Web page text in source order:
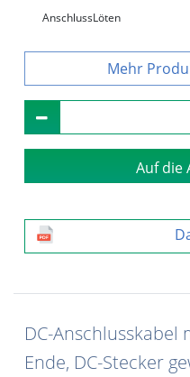
AnschlussLöten
Auf die
DC-
Ende, DC-Stecker